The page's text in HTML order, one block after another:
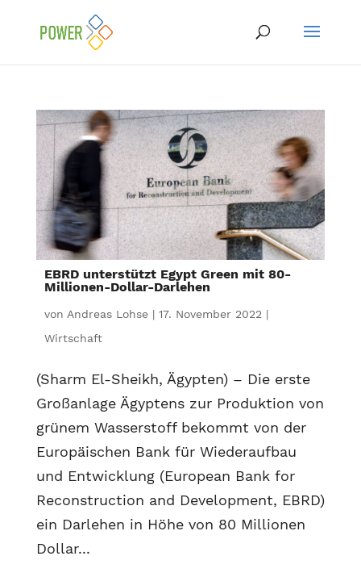
EBRD unterstützt Egypt Green mit 80-
Millionen-Dollar-Darlehen
von Andreas Lohse| 17. November 2022 |
Wirtschaft
(Sharm El-Sheikh, Ägypten) – Die erste
Großanlage Ägyptens zur Produktion von
grünem Wasserstoff bekommt von der
Europäischen Bank für Wiederaufbau
und Entwicklung (European Bank for
Reconstruction and Development, EBRD)
ein Darlehen in Höhe von 80 Millionen
Dollar...